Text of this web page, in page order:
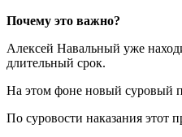
Почему это важно?
Алексей Навальный уже
длительный срок.
На этом фоне новый суровый
По суровости наказания этот